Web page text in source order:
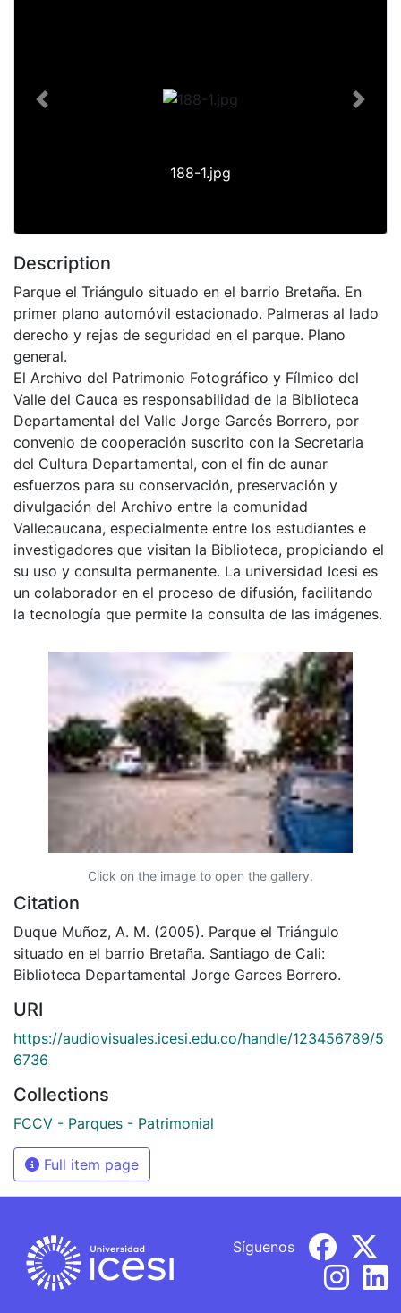
188-1.jpg
Previous Next
Description
Parque el Triángulo situado en el barrio Bretaña. En
primer plano automóvil estacionado. Palmeras al lado
derecho y rejas de seguridad en el parque. Plano
general.
El Archivo del Patrimonio Fotográfico y Fílmico del
Valle del Cauca es responsabilidad de la Biblioteca
Departamental del Valle Jorge Garcés Borrero, por
convenio de cooperación suscrito con la Secretaria
del Cultura Departamental, con el fin de aunar
esfuerzos para su conservación, preservación y
divulgación del Archivo entre la comunidad
Vallecaucana, especialmente entre los estudiantes e
investigadores que visitan la Biblioteca, propiciando el
su uso y consulta permanente. La universidad Icesi es
un colaborador en el proceso de difusión, facilitando
la tecnología que permite la consulta de las imágenes.
Click on the image to open the gallery.
Citation
Duque Muñoz, A. M. (2005). Parque el Triángulo
situado en el barrio Bretaña. Santiago de Cali:
Biblioteca Departamental Jorge Garces Borrero.
URI
https://audiovisuales.icesi.edu.co/handle/123456789/5
6736
Collections
FCCV - Parques - Patrimonial
Full item page
Síguenos